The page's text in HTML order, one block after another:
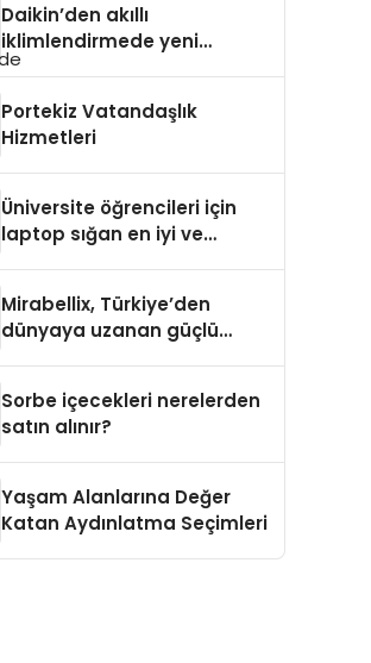
Daikin’den akıllı
iklimlendirmede yeni
dönem: Madoka Plus
Portekiz Vatandaşlık
Hizmetleri
Üniversite öğrencileri için
laptop sığan en iyi ve
Mirabellix, Türkiye’den
dünyaya uzanan güçlü
Sorbe içecekleri nerelerden
satın alınır?
Yaşam Alanlarına Değer
Katan Aydınlatma Seçimleri